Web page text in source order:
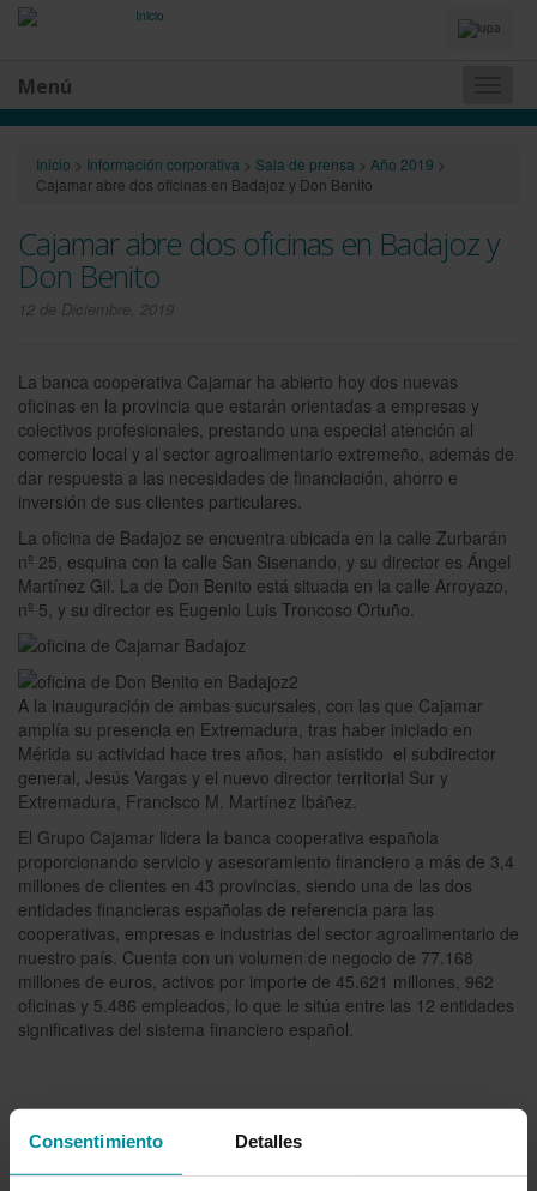
Consentimiento Detalles
Idiomas
y
Menú
Inicio > Información corporativa > Sala de prensa > Año 2019 >
Cajamar abre dos oficinas en Badajoz y Don Benito
Cajamar abre dos oficinas en Badajoz y
Don Benito
12 de Diciembre, 2019
La banca cooperativa Cajamar ha abierto hoy dos nuevas
oficinas en la provincia que estarán orientadas a empresas y
colectivos profesionales, prestando una especial atención al
comercio local y al sector agroalimentario extremeño, además de
dar respuesta a las necesidades de financiación, ahorro e
inversión de sus clientes particulares.
La oficina de Badajoz se encuentra ubicada en la calle Zurbarán
nº 25, esquina con la calle San Sisenando, y su director es Ángel
Martínez Gil. La de Don Benito está situada en la calle Arroyazo,
nº 5, y su director es Eugenio Luis Troncoso Ortuño.
A la inauguración de ambas sucursales, con las que Cajamar
amplía su presencia en Extremadura, tras haber iniciado en
Mérida su actividad hace tres años, han asistido el subdirector
general, Jesús Vargas y el nuevo director territorial Sur y
Extremadura, Francisco M. Martínez Ibáñez.
El Grupo Cajamar lidera la banca cooperativa española
proporcionando servicio y asesoramiento financiero a más de 3,4
millones de clientes en 43 provincias, siendo una de las dos
entidades financieras españolas de referencia para las
cooperativas, empresas e industrias del sector agroalimentario de
nuestro país. Cuenta con un volumen de negocio de 77.168
millones de euros, activos por importe de 45.621 millones, 962
oficinas y 5.486 empleados, lo que le sitúa entre las 12 entidades
significativas del sistema financiero español.
Año 2026